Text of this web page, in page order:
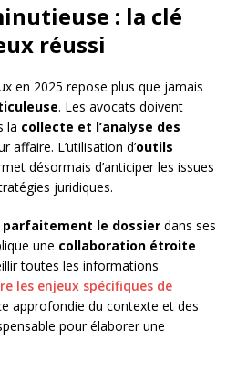
: la clé
réussi
en 2025 repose plus que jamais
. Les avocats doivent
la collecte et l’analyse des
affaire. L’utilisation d’outils
désormais d’anticiper les issues
juridiques.
le dossier dans ses
une collaboration étroite
toutes les informations
les enjeux spécifiques de
approfondie du contexte et des
pour élaborer une